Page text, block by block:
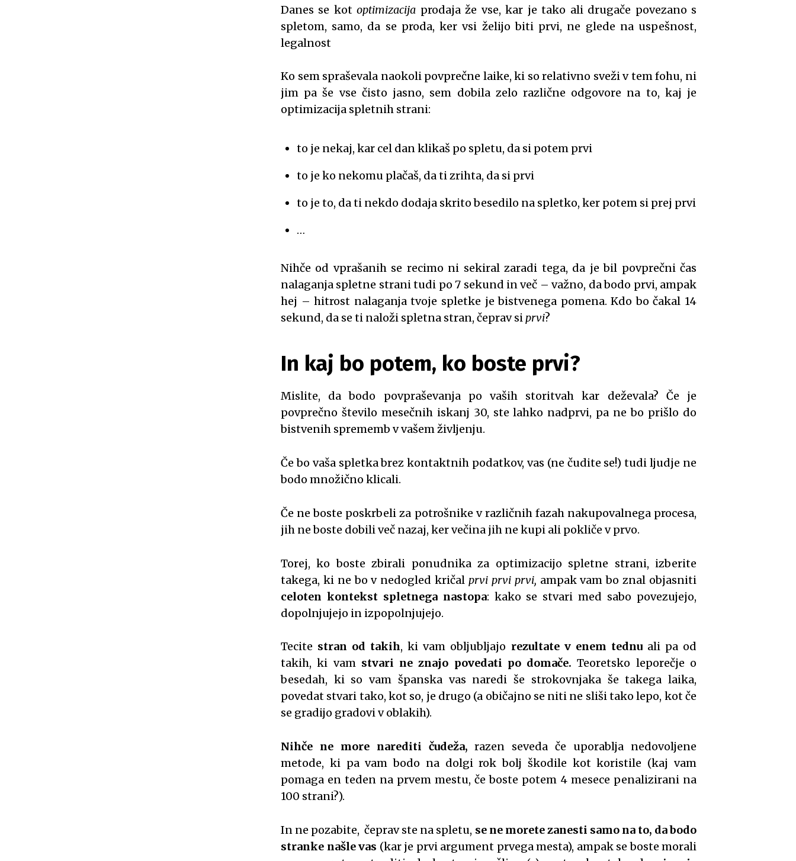
Danes se kotoptimizacija prodaja že vse, kar je tako ali drugače povezano s
spletom, samo, da se proda, ker vsi želijo biti prvi, ne glede na uspešnost,
legalnost
Ko sem spraševala naokoli povprečne laike, ki so relativno sveži v tem fohu, ni
jim pa še vse čisto jasno, sem dobila zelo različne odgovore na to, kaj je
optimizacija spletnih strani:
to je nekaj, kar cel dan klikaš po spletu, da si potem prvi
to je ko nekomu plačaš, da ti zrihta, da si prvi
to je to, da ti nekdo dodaja skrito besedilo na spletko, ker potem si prej prvi
…
Nihče od vprašanih se recimo ni sekiral zaradi tega, da je bil povprečni čas
nalaganja spletne strani tudi po 7 sekund in več – važno, da bodo prvi, ampak
hej – hitrost nalaganja tvoje spletke je bistvenega pomena. Kdo bo čakal 14
sekund, da se ti naloži spletna stran, čeprav siprvi?
In kaj bo potem, ko boste prvi?
Mislite, da bodo povpraševanja po vaših storitvah kar deževala? Če je
povprečno število mesečnih iskanj 30, ste lahko nadprvi, pa ne bo prišlo do
bistvenih sprememb v vašem življenju.
Če bo vaša spletka brez kontaktnih podatkov, vas (ne čudite se!) tudi ljudje ne
bodo množično klicali.
Če ne boste poskrbeli za potrošnike v različnih fazah nakupovalnega procesa,
jih ne boste dobili več nazaj, ker večina jih ne kupi ali pokliče v prvo.
Torej, ko boste zbirali ponudnika za optimizacijo spletne strani, izberite
takega, ki ne bo v nedogled kričal prvi prvi prvi, ampak vam bo znal objasniti
celoten kontekst spletnega nastopa: kako se stvari med sabo povezujejo,
dopolnjujejo in izpopolnjujejo.
Tecite stran od takih, ki vam obljubljajo rezultate v enem tednuali pa od
takih, ki vamstvari ne znajo povedati po domače. Teoretsko leporečje o
besedah, ki so vam španska vas naredi še strokovnjaka še takega laika,
povedat stvari tako, kot so, je drugo (a običajno se niti ne sliši tako lepo, kot če
se gradijo gradovi v oblakih).
Nihče ne more narediti čudeža, razen seveda če uporablja nedovoljene
metode, ki pa vam bodo na dolgi rok bolj škodile kot koristile (kaj vam
pomaga en teden na prvem mestu, če boste potem 4 mesece penalizirani na
100 strani?).
In ne pozabite, čeprav ste na spletu, se ne morete zanesti samo na to, da bodo
stranke našle vas (kar je prvi argument prvega mesta), ampak se boste morali